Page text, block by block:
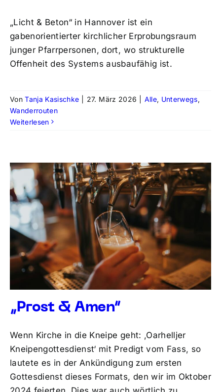
„Licht & Beton“ in Hannover ist ein
gabenorientierter kirchlicher Erprobungsraum
junger Pfarrpersonen, dort, wo strukturelle
Offenheit des Systems ausbaufähig ist.
VonTanja Kasischke 27. März 2026 Alle, Unterwegs,
Wanderrouten
Weiterlesen
„Prost & Amen“
Wenn Kirche in die Kneipe geht: ‚Oarhelljer
Kneipengottesdienst‘ mit Predigt vom Fass, so
lautete es in der Ankündigung zum ersten
Gottesdienst dieses Formats, den wir im Oktober